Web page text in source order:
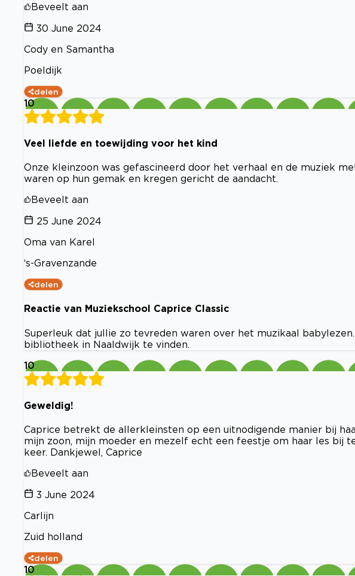
Beveelt aan
30 June 2024
Cody en Samantha
Poeldijk
delen
10
Veel liefde en toewijding voor het kind
Onze kleinzoon was gefascineerd door het verhaal en de muziek
waren op hun gemak en kregen gericht de aandacht.
Beveelt aan
25 June 2024
Oma van Karel
‘s-Gravenzande
delen
Reactie van Muziekschool Caprice Classic
Superleuk dat jullie zo tevreden waren over het muzikaal
bibliotheek in Naaldwijk te vinden.
10
Geweldig!
Caprice betrekt de allerkleinsten op een uitnodigende manier bij
mijn zoon, mijn moeder en mezelf echt een feestje om haar les bij
keer. Dankjewel, Caprice
Beveelt aan
3 June 2024
Carlijn
Zuid holland
delen
10